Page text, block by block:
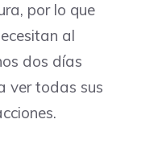
por lo que
al
dos días
ver todas sus